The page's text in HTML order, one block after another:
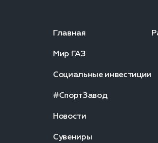
Главная
Мир ГАЗ
Социальные инвестиции
#СпортЗавод
Новости
Сувениры